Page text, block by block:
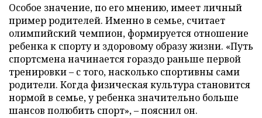
Особое значение, по его мнению, имеет личный
пример родителей. Именно в семье, считает
олимпийский чемпион, формируется отношение
ребенка к спорту и здоровому образу жизни. «Путь
спортсмена начинается гораздо раньше первой
тренировки – с того, насколько спортивны сами
родители. Когда физическая культура становится
нормой в семье, у ребенка значительно больше
шансов полюбить спорт», – пояснил он.